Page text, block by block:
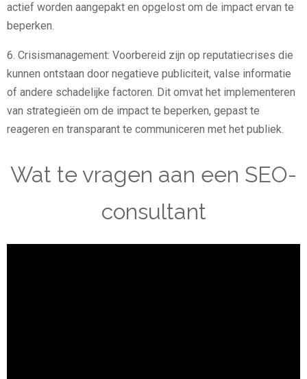
actief worden aangepakt en opgelost om de impact ervan te
beperken.
6. Crisismanagement: Voorbereid zijn op reputatiecrises die
kunnen ontstaan door negatieve publiciteit, valse informatie
of andere schadelijke factoren. Dit omvat het implementeren
van strategieën om de impact te beperken, gepast te
reageren en transparant te communiceren met het publiek.
Wat te vragen aan een SEO-
consultant